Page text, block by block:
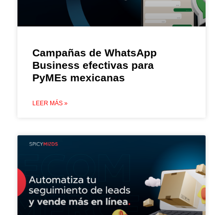
Campañas de WhatsApp
Business efectivas para
PyMEs mexicanas
LEER MÁS »